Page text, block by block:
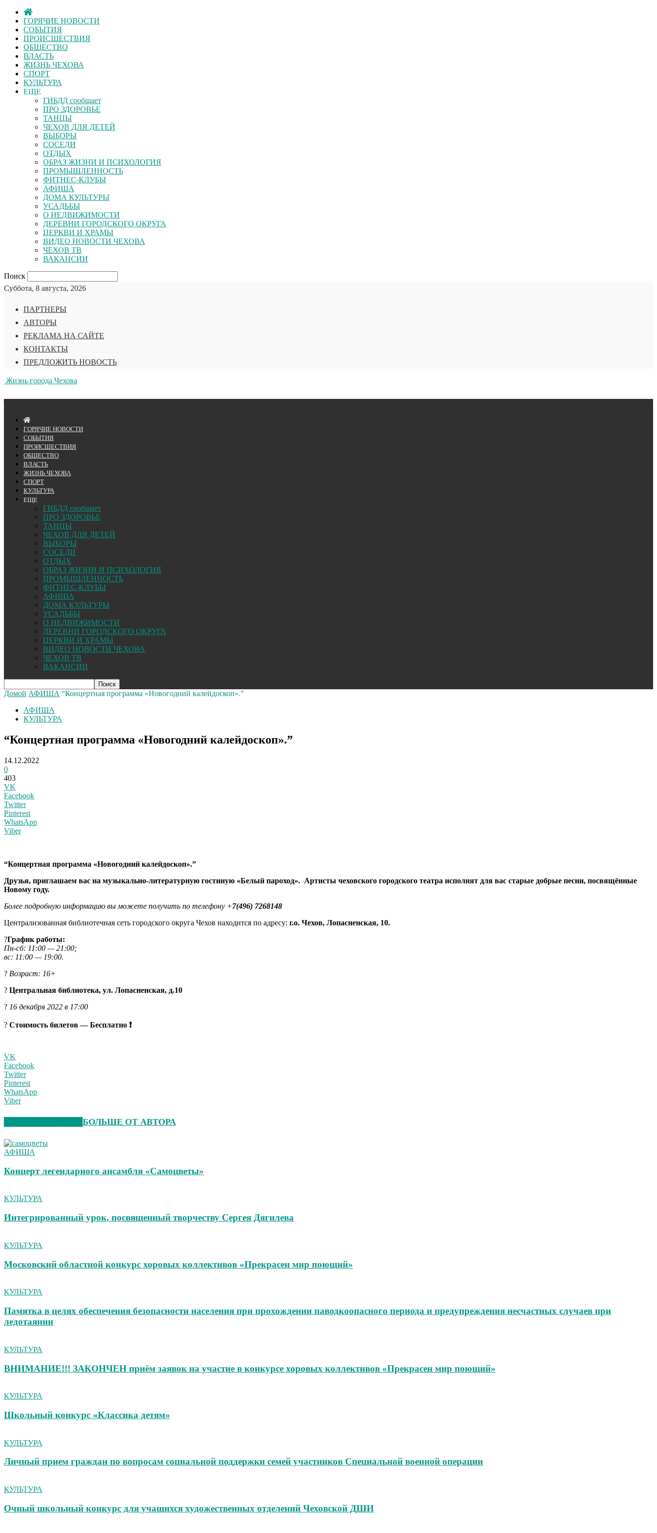
ГОРЯЧИЕ НОВОСТИ
СОБЫТИЯ
ПРОИСШЕСТВИЯ
ОБЩЕСТВО
ВЛАСТЬ
ЖИЗНЬ ЧЕХОВА
СПОРТ
КУЛЬТУРА
ЕЩЕ
ГИБДД сообщает
ПРО ЗДОРОВЬЕ
ТАНЦЫ
ЧЕХОВ ДЛЯ ДЕТЕЙ
ВЫБОРЫ
СОСЕДИ
ОТДЫХ
ОБРАЗ ЖИЗНИ И ПСИХОЛОГИЯ
ПРОМЫШЛЕННОСТЬ
ФИТНЕС-КЛУБЫ
АФИША
ДОМА КУЛЬТУРЫ
УСАДЬБЫ
О НЕДВИЖИМОСТИ
ДЕРЕВНИ ГОРОДСКОГО ОКРУГА
ЦЕРКВИ И ХРАМЫ
ВИДЕО НОВОСТИ ЧЕХОВА
ЧЕХОВ ТВ
ВАКАНСИИ
Поиск
Суббота, 8 августа, 2026
ПАРТНЕРЫ
АВТОРЫ
РЕКЛАМА НА САЙТЕ
КОНТАКТЫ
ПРЕДЛОЖИТЬ НОВОСТЬ
Жизнь города Чехова
ГОРЯЧИЕ НОВОСТИ
СОБЫТИЯ
ПРОИСШЕСТВИЯ
ОБЩЕСТВО
ВЛАСТЬ
ЖИЗНЬ ЧЕХОВА
СПОРТ
КУЛЬТУРА
ЕЩЕ
ГИБДД сообщает
ПРО ЗДОРОВЬЕ
ТАНЦЫ
ЧЕХОВ ДЛЯ ДЕТЕЙ
ВЫБОРЫ
СОСЕДИ
ОТДЫХ
ОБРАЗ ЖИЗНИ И ПСИХОЛОГИЯ
ПРОМЫШЛЕННОСТЬ
ФИТНЕС-КЛУБЫ
АФИША
ДОМА КУЛЬТУРЫ
УСАДЬБЫ
О НЕДВИЖИМОСТИ
ДЕРЕВНИ ГОРОДСКОГО ОКРУГА
ЦЕРКВИ И ХРАМЫ
ВИДЕО НОВОСТИ ЧЕХОВА
ЧЕХОВ ТВ
ВАКАНСИИ
Домой АФИША “Концертная программа «Новогодний калейдоскоп».”
АФИША
КУЛЬТУРА
“Концертная программа «Новогодний калейдоскоп».”
14.12.2022
0
403
VK
Facebook
Twitter
Pinterest
WhatsApp
Viber
“Концертная программа «Новогодний калейдоскоп».”
Друзья, приглашаем вас на музыкально-литературную гостиную «Белый пароход». Артисты чеховского городского театра исполнят для вас старые добрые песни, посвящённые
Новому году.
Более подробную информацию вы можете получить по телефону +7(496) 7268148
Централизованная библиотечная сеть городского округа Чехов находится по адресу: г.о. Чехов, Лопасненская, 10.
?График работы:
Пн-сб: 11:00 — 21:00;
вс: 11:00 — 19:00.
? Возраст: 16+
? Центральная библиотека, ул. Лопасненская, д.10
? 16 декабря 2022 в 17:00
? Стоимость билетов — Бесплатно ❗️
VK
Facebook
Twitter
Pinterest
WhatsApp
Viber
БОЛЬШЕ ОТ АВТОРА
АФИША
Концерт легендарного ансамбля «Самоцветы»
КУЛЬТУРА
Интегрированный урок, посвященный творчеству Сергея Дягилева
КУЛЬТУРА
Московский областной конкурс хоровых коллективов «Прекрасен мир поющий»
КУЛЬТУРА
Памятка в целях обеспечения безопасности населения при прохождении паводкоопасного периода и предупреждения несчастных случаев при
ледотаянии
КУЛЬТУРА
ВНИМАНИЕ!!! ЗАКОНЧЕН приём заявок на участие в конкурсе хоровых коллективов «Прекрасен мир поющий»
КУЛЬТУРА
Школьный конкурс «Классика детям»
КУЛЬТУРА
Личный прием граждан по вопросам социальной поддержки семей участников Специальной военной операции
КУЛЬТУРА
Очный школьный конкурс для учащихся художественных отделений Чеховской ДШИ